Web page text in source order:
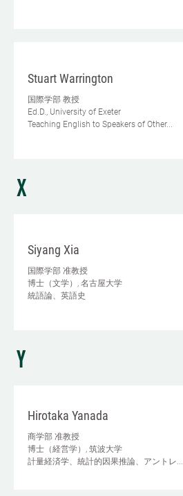
Stuart Warrington
国際学部 教授
Ed.D., University of Exeter
Teaching English to Speakers of Other...
X
Siyang Xia
国際学部 准教授
博士（文学）, 名古屋大学
統語論、英語史
Y
Hirotaka Yanada
商学部 准教授
博士（経営学）, 筑波大学
計量経済学、統計的因果推論、アントレ...